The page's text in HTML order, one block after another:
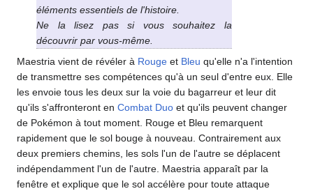
éléments essentiels de l'histoire.
Ne la lisez pas si vous souhaitez la
découvrir par vous-même.
Maestria vient de révéler à Rouge et Bleu qu'elle n'a l'intention
de transmettre ses compétences qu'à un seul d'entre eux. Elle
les envoie tous les deux sur la voie du bagarreur et leur dit
qu'ils s'affronteront en Combat Duo et qu'ils peuvent changer
de Pokémon à tout moment. Rouge et Bleu remarquent
rapidement que le sol bouge à nouveau. Contrairement aux
deux premiers chemins, les sols l'un de l'autre se déplacent
indépendamment l'un de l'autre. Maestria apparaît par la
fenêtre et explique que le sol accélère pour toute attaque